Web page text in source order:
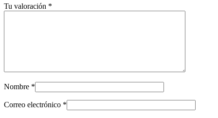
Tu valoración *
Nombre *
Correo electrónico *